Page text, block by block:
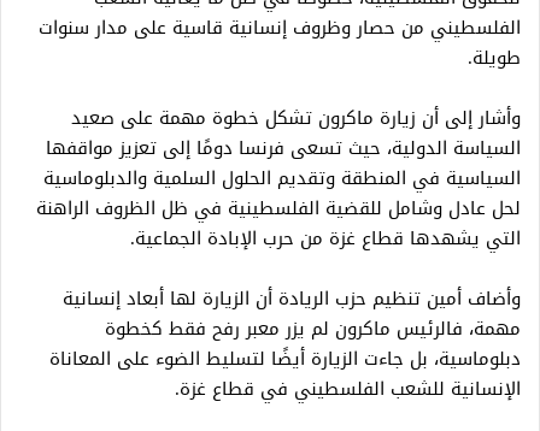
الفلسطيني من حصار وظروف إنسانية قاسية على مدار سنوات
طويلة.
وأشار إلى أن زيارة ماكرون تشكل خطوة مهمة على صعيد
السياسة الدولية، حيث تسعى فرنسا دومًا إلى تعزيز مواقفها
السياسية في المنطقة وتقديم الحلول السلمية والدبلوماسية
لحل عادل وشامل للقضية الفلسطينية في ظل الظروف الراهنة
التي يشهدها قطاع غزة من حرب الإبادة الجماعية.
وأضاف أمين تنظيم حزب الريادة أن الزيارة لها أبعاد إنسانية
مهمة، فالرئيس ماكرون لم يزر معبر رفح فقط كخطوة
دبلوماسية، بل جاءت الزيارة أيضًا لتسليط الضوء على المعاناة
الإنسانية للشعب الفلسطيني في قطاع غزة.